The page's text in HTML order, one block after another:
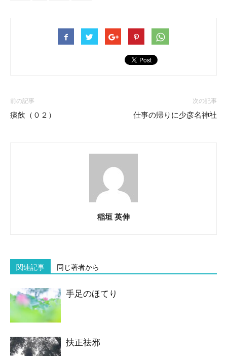
前の記事
痰飲（０２）
次の記事
仕事の帰りに少彦名神社
稲垣 英伸
関連記事 同じ著者から
手足のほてり
扶正祛邪